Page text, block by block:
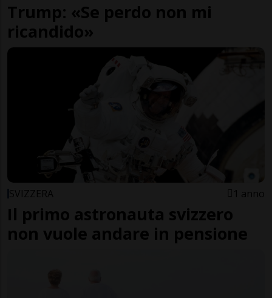
Trump: «Se perdo non mi
ricandido»
SVIZZERA 1 anno
Il primo astronauta svizzero
non vuole andare in pensione